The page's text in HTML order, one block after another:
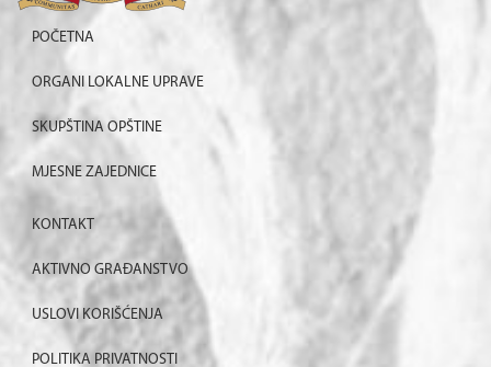
POČETNA
ORGANI LOKALNE UPRAVE
SKUPŠTINA OPŠTINE
MJESNE ZAJEDNICE
KONTAKT
AKTIVNO GRAĐANSTVO
USLOVI KORIŠĆENJA
POLITIKA PRIVATNOSTI